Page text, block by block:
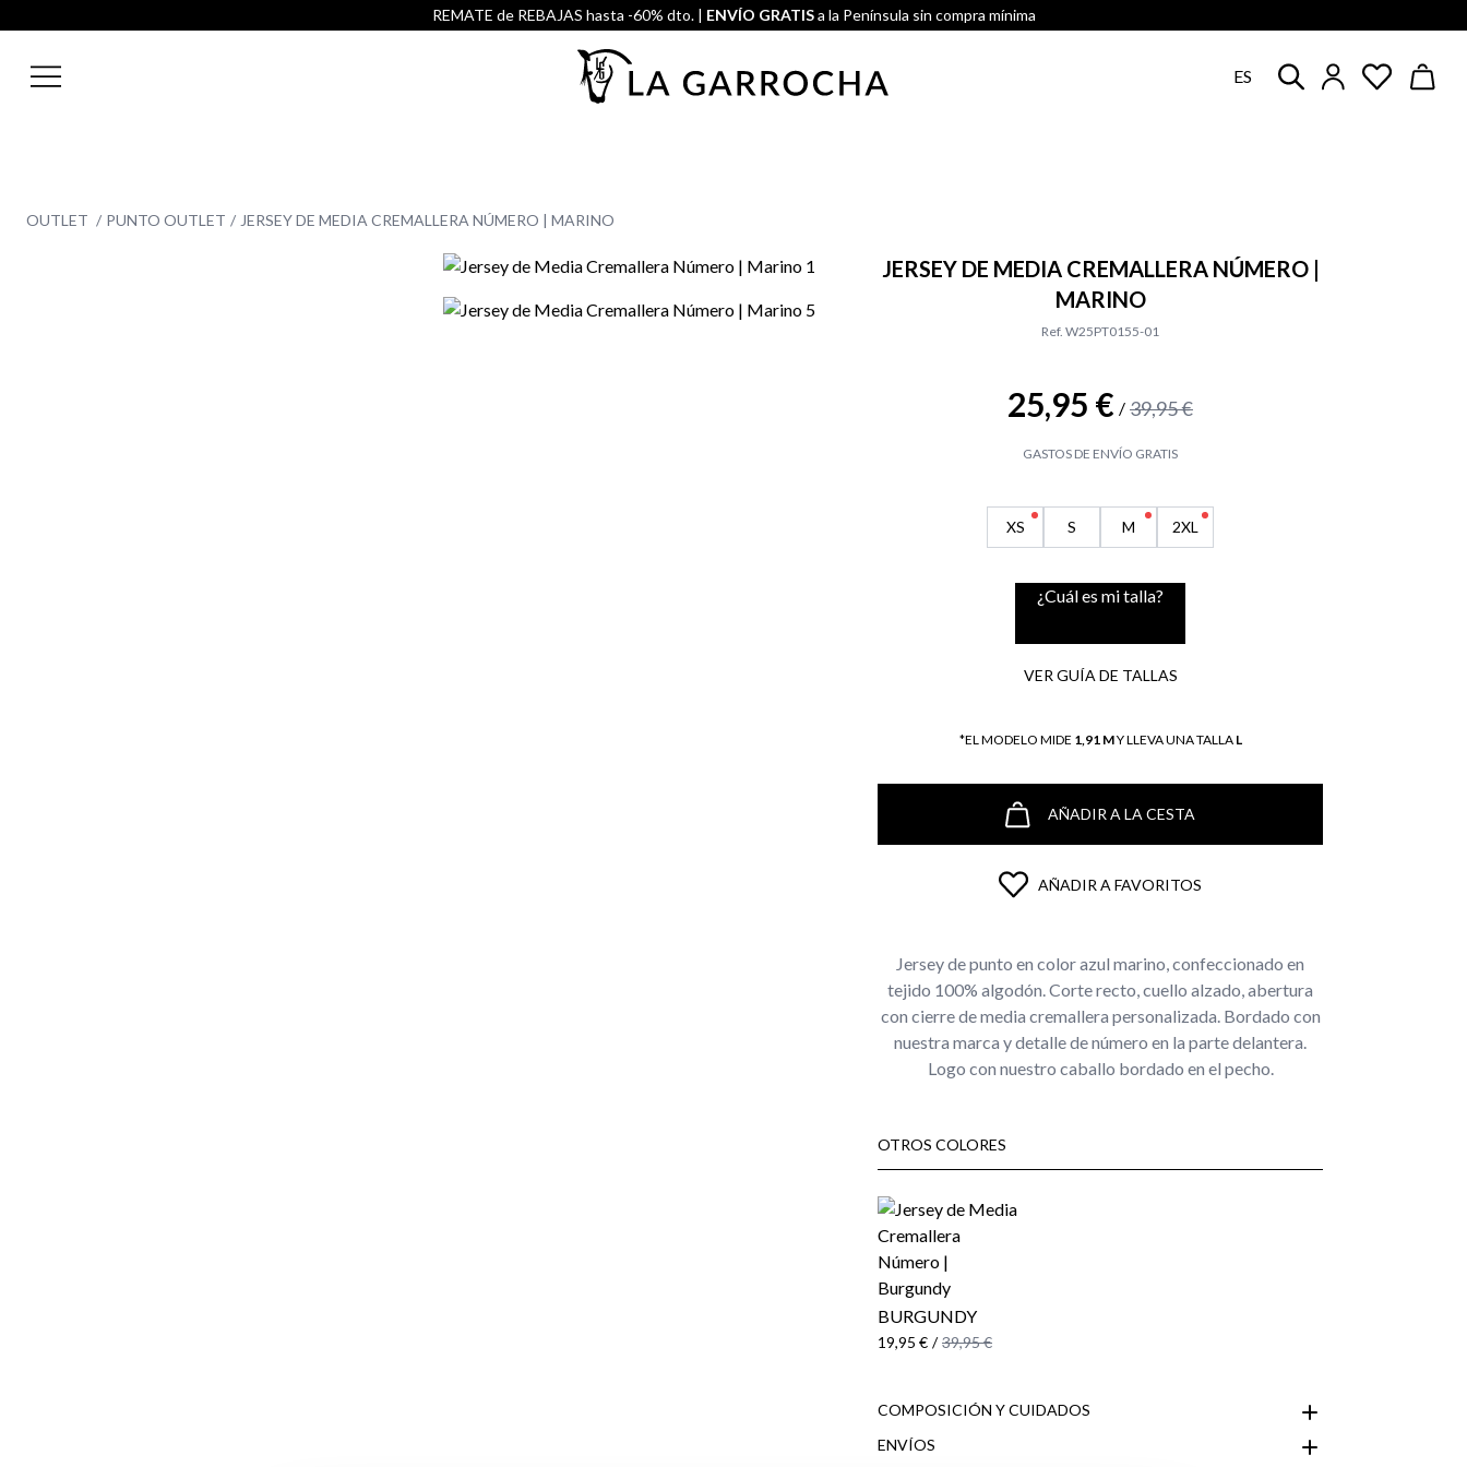
REMATE de REBAJAS hasta -60% dto. | ENVÍO GRATISa la Península sin compra mínima
ES
OUTLET PUNTO OUTLET JERSEY DE MEDIA CREMALLERA NÚMERO | MARINO
JERSEY DE MEDIA CREMALLERA NÚMERO |
MARINO
Ref. W25PT0155-01
25,95 € / 39,95 €
GASTOS DE ENVÍO GRATIS
XS S M 2XL
¿Cuál es mi talla?
VER GUÍA DE TALLAS
*EL MODELO MIDE 1,91 MY LLEVA UNA TALLA L
AÑADIR A LA CESTA
AÑADIR A FAVORITOS
Jersey de punto en color azul marino, confeccionado en
tejido 100% algodón. Corte recto, cuello alzado, abertura
con cierre de media cremallera personalizada. Bordado con
nuestra marca y detalle de número en la parte delantera.
Logo con nuestro caballo bordado en el pecho.
OTROS COLORES
BURGUNDY
19,95 € / 39,95 €
COMPOSICIÓN Y CUIDADOS
ENVÍOS